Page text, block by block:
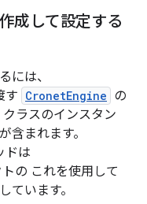
成して設定する
には、
す CronetEngine の
ラスのインスタン
含まれます。
ドは
の これを使用して
ています。